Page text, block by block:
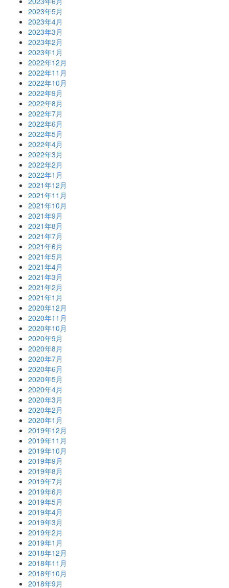
2023年5月
2023年4月
2023年3月
2023年2月
2023年1月
2022年12月
2022年11月
2022年10月
2022年9月
2022年8月
2022年7月
2022年6月
2022年5月
2022年4月
2022年3月
2022年2月
2022年1月
2021年12月
2021年11月
2021年10月
2021年9月
2021年8月
2021年7月
2021年6月
2021年5月
2021年4月
2021年3月
2021年2月
2021年1月
2020年12月
2020年11月
2020年10月
2020年9月
2020年8月
2020年7月
2020年6月
2020年5月
2020年4月
2020年3月
2020年2月
2020年1月
2019年12月
2019年11月
2019年10月
2019年9月
2019年8月
2019年7月
2019年6月
2019年5月
2019年4月
2019年3月
2019年2月
2019年1月
2018年12月
2018年11月
2018年10月
2018年9月